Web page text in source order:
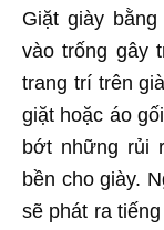
Giặt giày
vào trống gây
trang trí trên
giặt hoặc áo
bớt những rủi
bền cho giày.
sẽ phát ra